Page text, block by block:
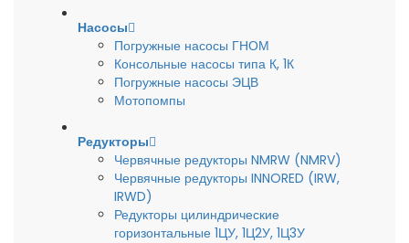
Насосы
Погружные насосы ГНОМ
Консольные насосы типа К, 1К
Погружные насосы ЭЦВ
Мотопомпы
Редукторы
Червячные редукторы NMRW (NMRV)
Червячные редукторы INNORED (IRW,
IRWD)
Редукторы цилиндрические
горизонтальные 1ЦУ, 1Ц2У, 1Ц3У